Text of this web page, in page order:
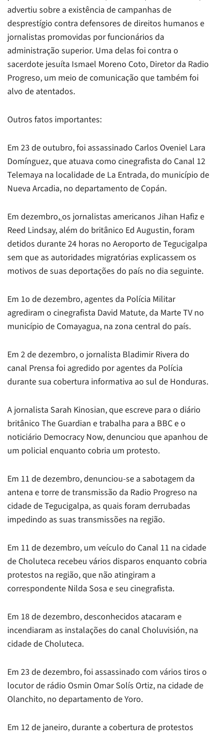
advertiu sobre a existência de campanhas de
desprestígio contra defensores de direitos humanos e
jornalistas promovidas por funcionários da
administração superior. Uma delas foi contra o
sacerdote jesuíta Ismael Moreno Coto, Diretor da Radio
Progreso, um meio de comunicação que também foi
alvo de atentados.
Outros fatos importantes:
Em 23 de outubro, foi assassinado Carlos Oveniel Lara
Domínguez, que atuava como cinegrafista do Canal 12
Telemaya na localidade de La Entrada, do município de
Nueva Arcadia, no departamento de Copán.
Em dezembro,os jornalistas americanos Jihan Hafiz e
Reed Lindsay, além do britânico Ed Augustin, foram
detidos durante 24 horas no Aeroporto de Tegucigalpa
sem que as autoridades migratórias explicassem os
motivos de suas deportações do país no dia seguinte.
Em 1o de dezembro, agentes da Polícia Militar
agrediram o cinegrafista David Matute, da Marte TV no
município de Comayagua, na zona central do país.
Em 2 de dezembro, o jornalista Bladimir Rivera do
canal Prensa foi agredido por agentes da Polícia
durante sua cobertura informativa ao sul de Honduras.
A jornalista Sarah Kinosian, que escreve para o diário
britânico The Guardian e trabalha para a BBC e o
noticiário Democracy Now, denunciou que apanhou de
um policial enquanto cobria um protesto.
Em 11 de dezembro, denunciou-se a sabotagem da
antena e torre de transmissão da Radio Progreso na
cidade de Tegucigalpa, as quais foram derrubadas
impedindo as suas transmissões na região.
Em 11 de dezembro, um veículo do Canal 11 na cidade
de Choluteca recebeu vários disparos enquanto cobria
protestos na região, que não atingiram a
correspondente Nilda Sosa e seu cinegrafista.
Em 18 de dezembro, desconhecidos atacaram e
incendiaram as instalações do canal Choluvisión, na
cidade de Choluteca.
Em 23 de dezembro, foi assassinado com vários tiros o
locutor de rádio Osmin Omar Solís Ortiz, na cidade de
Olanchito, no departamento de Yoro.
Em 12 de janeiro, durante a cobertura de protestos